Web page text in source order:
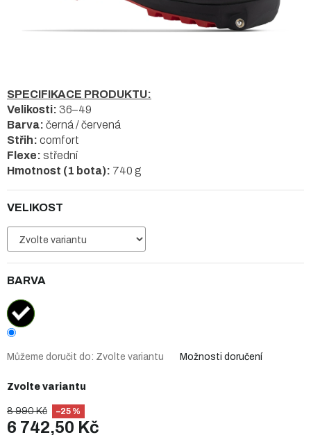
8 990 Kč –25 %
6 742,50 Kč
Zvolte variantu
VELIKOST
BARVA
Můžeme doručit do: Zvolte variantu Možnosti doručení
SPECIFIKACE PRODUKTU:
Velikosti: 36–49
Barva: černá / červená
Střih: comfort
Flexe: střední
Hmotnost (1 bota): 740 g